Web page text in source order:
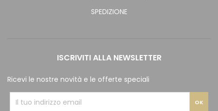
SPEDIZIONE
ISCRIVITI ALLA NEWSLETTER
Ricevi le nostre novità e le offerte speciali